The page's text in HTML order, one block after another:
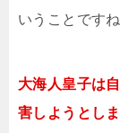
いうことですね
大海人皇子は
害しようとし